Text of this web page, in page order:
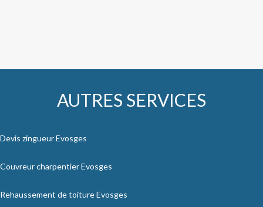
AUTRES SERVICES
Devis zingueur Evosges
Couvreur charpentier Evosges
Rehaussement de toiture Evosges